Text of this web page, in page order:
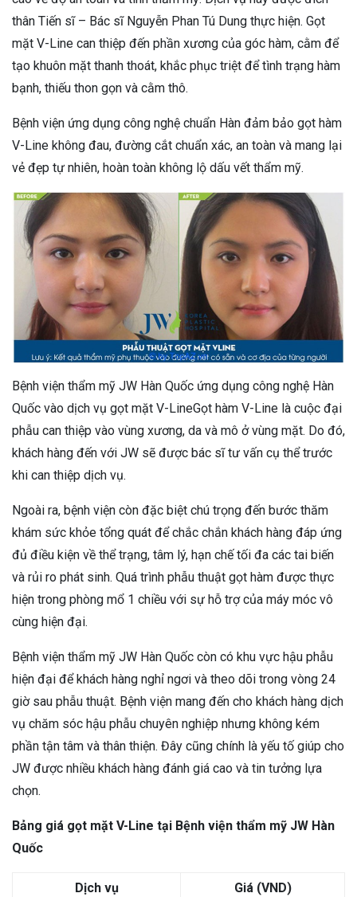
thân Tiến sĩ – Bác sĩ Nguyễn Phan Tú Dung thực hiện. Gọt
mặt V-Line can thiệp đến phần xương của góc hàm, cằm để
tạo khuôn mặt thanh thoát, khắc phục triệt để tình trạng hàm
bạnh, thiếu thon gọn và cằm thô.
Bệnh viện ứng dụng công nghệ chuẩn Hàn đảm bảo gọt hàm
V-Line không đau, đường cắt chuẩn xác, an toàn và mang lại
vẻ đẹp tự nhiên, hoàn toàn không lộ dấu vết thẩm mỹ.
Bệnh viện thẩm mỹ JW Hàn Quốc ứng dụng công nghệ Hàn
Quốc vào dịch vụ gọt mặt V-LineGọt hàm V-Line là cuộc đại
phẫu can thiệp vào vùng xương, da và mô ở vùng mặt. Do đó,
khách hàng đến với JW sẽ được bác sĩ tư vấn cụ thể trước
khi can thiệp dịch vụ.
Ngoài ra, bệnh viện còn đặc biệt chú trọng đến bước thăm
khám sức khỏe tổng quát để chắc chắn khách hàng đáp ứng
đủ điều kiện về thể trạng, tâm lý, hạn chế tối đa các tai biến
và rủi ro phát sinh. Quá trình phẫu thuật gọt hàm được thực
hiện trong phòng mổ 1 chiều với sự hỗ trợ của máy móc vô
cùng hiện đại.
Bệnh viện thẩm mỹ JW Hàn Quốc còn có khu vực hậu phẫu
hiện đại để khách hàng nghỉ ngơi và theo dõi trong vòng 24
giờ sau phẫu thuật. Bệnh viện mang đến cho khách hàng dịch
vụ chăm sóc hậu phẫu chuyên nghiệp nhưng không kém
phần tận tâm và thân thiện. Đây cũng chính là yếu tố giúp cho
JW được nhiều khách hàng đánh giá cao và tin tưởng lựa
chọn.
Bảng giá gọt mặt V-Line tại Bệnh viện thẩm mỹ JW Hàn
Quốc
Dịch vụ Giá (VND)